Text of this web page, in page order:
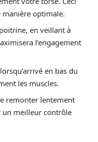
manière optimale.
en veillant à
l’engagement
en bas du
les muscles.
remonter lentement
un meilleur contrôle